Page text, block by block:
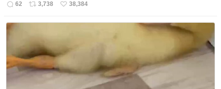
返
数
62
リ
数
3,738
い
38,384